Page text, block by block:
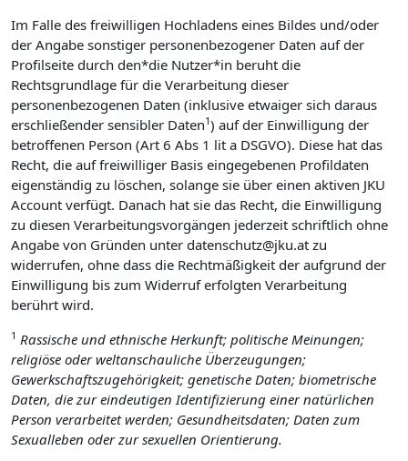
Im Falle des freiwilligen Hochladens eines Bildes und/oder
der Angabe sonstiger personenbezogener Daten auf der
Profilseite durch den*die Nutzer*in beruht die
Rechtsgrundlage für die Verarbeitung dieser
personenbezogenen Daten (inklusive etwaiger sich daraus
erschließender sensibler Daten1) auf der Einwilligung der
betroffenen Person (Art 6 Abs 1 lit a DSGVO). Diese hat das
Recht, die auf freiwilliger Basis eingegebenen Profildaten
eigenständig zu löschen, solange sie über einen aktiven JKU
Account verfügt. Danach hat sie das Recht, die Einwilligung
zu diesen Verarbeitungsvorgängen jederzeit schriftlich ohne
Angabe von Gründen unter datenschutz@jku.at zu
widerrufen, ohne dass die Rechtmäßigkeit der aufgrund der
Einwilligung bis zum Widerruf erfolgten Verarbeitung
berührt wird.
1 Rassische und ethnische Herkunft; politische Meinungen;
religiöse oder weltanschauliche Überzeugungen;
Gewerkschaftszugehörigkeit; genetische Daten; biometrische
Daten, die zur eindeutigen Identifizierung einer natürlichen
Person verarbeitet werden; Gesundheitsdaten; Daten zum
Sexualleben oder zur sexuellen Orientierung.